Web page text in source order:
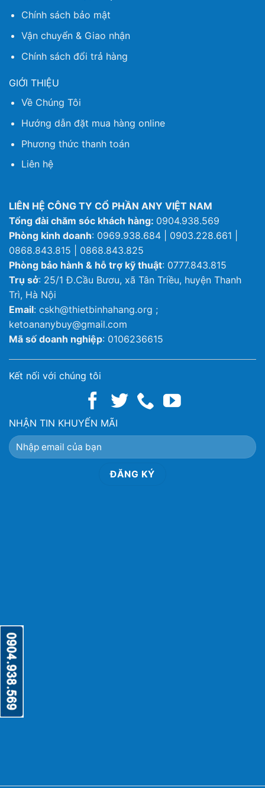
Chính sách bảo mật
Vận chuyển & Giao nhận
Chính sách đổi trả hàng
GIỚI THIỆU
Về Chúng Tôi
Hướng dẫn đặt mua hàng online
Phương thức thanh toán
Liên hệ
LIÊN HỆ CÔNG TY CỔ PHẦN ANY VIỆT NAM
Tổng đài chăm sóc khách hàng: 0904.938.569
Phòng kinh doanh: 0969.938.684 | 0903.228.661 |
0868.843.815 | 0868.843.825
Phòng bảo hành & hỗ trợ kỹ thuật: 0777.843.815
Trụ sở: 25/1 Đ.Cầu Bươu, xã Tân Triều, huyện Thanh
Trì, Hà Nội
Email: cskh@thietbinhahang.org ;
ketoananybuy@gmail.com
Mã số doanh nghiệp: 0106236615
Kết nối với chúng tôi
NHẬN TIN KHUYẾN MÃI